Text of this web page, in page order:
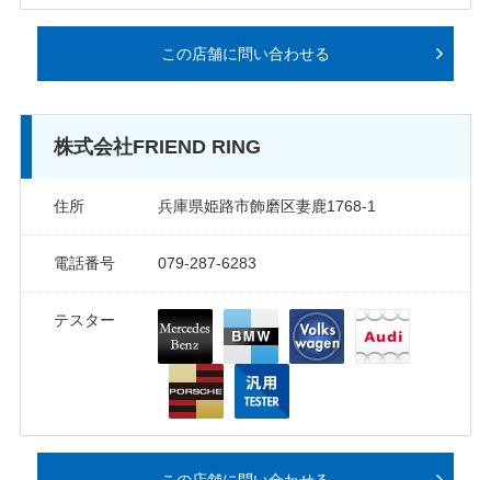
この店舗に問い合わせる
株式会社FRIEND RING
住所 兵庫県姫路市飾磨区妻鹿1768-1
電話番号 079-287-6283
テスター